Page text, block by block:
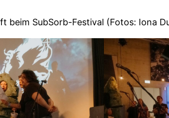
SubSorb-Festival (Fotos: Iona